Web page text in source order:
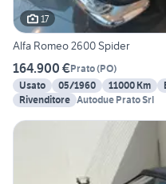
17
Alfa Romeo 2600 Spider
164.900 €Prato(PO)
Usato
05/1960 11000 Km
Rivenditore Autodue Prato Srl